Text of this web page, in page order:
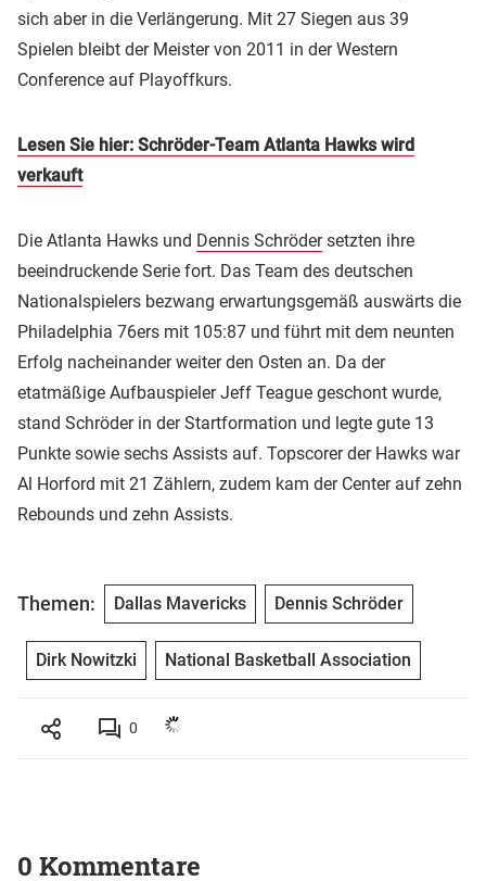
sich aber in die Verlängerung. Mit 27 Siegen aus 39
Spielen bleibt der Meister von 2011 in der Western
Conference auf Playoffkurs.
Lesen Sie hier: Schröder-Team Atlanta Hawks wird
verkauft
Die Atlanta Hawks und Dennis Schrödersetzten ihre
beeindruckende Serie fort. Das Team des deutschen
Nationalspielers bezwang erwartungsgemäß auswärts die
Philadelphia 76ers mit 105:87 und führt mit dem neunten
Erfolg nacheinander weiter den Osten an. Da der
etatmäßige Aufbauspieler Jeff Teague geschont wurde,
stand Schröder in der Startformation und legte gute 13
Punkte sowie sechs Assists auf. Topscorer der Hawks war
Al Horford mit 21 Zählern, zudem kam der Center auf zehn
Rebounds und zehn Assists.
Themen: Dallas Mavericks Dennis Schröder
Dirk Nowitzki National Basketball Association
0
0 Kommentare